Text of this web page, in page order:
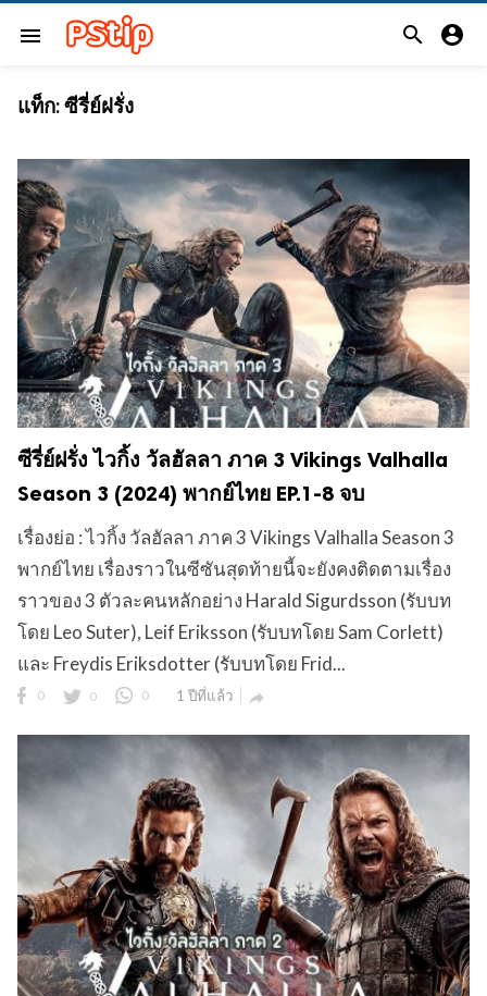
menu  
แท็ก:ซีรี่ย์ฝรั่ง
ซีรี่ย์ฝรั่ง ไวกิ้ง วัลฮัลลา ภาค 3 Vikings Valhalla
Season 3 (2024) พากย์ไทย EP.1-8 จบ
เรื่องย่อ : ไวกิ้ง วัลฮัลลา ภาค 3 Vikings Valhalla Season 3
พากย์ไทย เรื่องราวในซีซันสุดท้ายนี้จะยังคงติดตามเรื่อง
ราวของ 3 ตัวละคนหลักอย่าง Harald Sigurdsson (รับบท
โดย Leo Suter), Leif Eriksson (รับบทโดย Sam Corlett)
และ Freydis Eriksdotter (รับบทโดย Frid...
0 0 0 1 ปีที่แล้ว 